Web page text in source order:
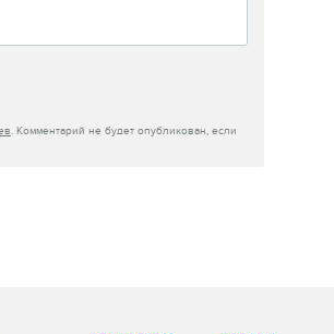
. Комментарий не будет опубликован, если